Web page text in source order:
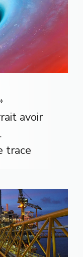
avoir
trace